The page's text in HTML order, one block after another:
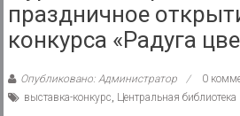
праздничное
конкурса «Радуга
Опубликовано: Администратор
0
выставка-конкурс, Центральная библиотека